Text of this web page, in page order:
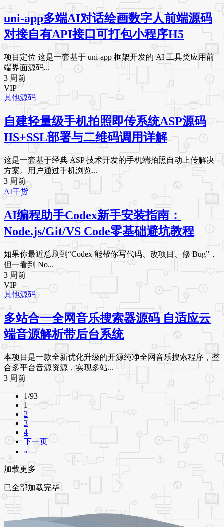
uni-app多端AI对话绘画数字人前端源码
对接自有API接口可打包小程序H5
项目定位 这是一套基于 uni-app 框架开发的 AI 工具类应用前
端界面源码...
3 周前
VIP
其他源码
自建轻量级手机拍照即传系统ASP源码
IIS+SSL部署与二维码调用详解
这是一套基于经典 ASP 技术开发的手机端拍照自动上传解决
方案。用户通过手机浏览...
3 周前
AI干货
AI编程助手Codex新手安装指南：
Node.js/Git/VS Code零基础避坑教程
如果你最近总刷到“Codex 能帮你写代码、改项目、修 Bug”，
但一看到 No...
3 周前
VIP
其他源码
多站合一全网音乐搜索器源码 自适应云
端音源解析带后台系统
本项目是一款全新优化升级的开源纯净全网音乐搜索程序，整
合多平台音源资源，实现多站...
3 周前
1/93
1
2
3
4
下一页
»
加载更多
已全部加载完毕